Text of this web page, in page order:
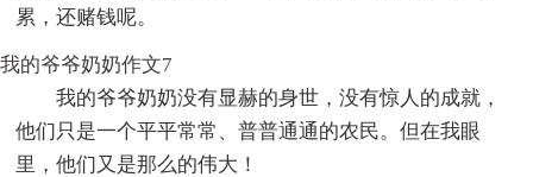
累，还赌钱呢。
我的爷爷奶奶作文7
我的爷爷奶奶没有显赫的身世，没有惊人的成就，
他们只是一个平平常常、普普通通的农民。但在我眼
里，他们又是那么的伟大！